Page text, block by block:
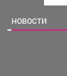
НОВОСТИ